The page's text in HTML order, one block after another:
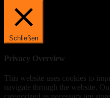
Schließen
Privacy Overview
This website uses cookies to
navigate through the website.